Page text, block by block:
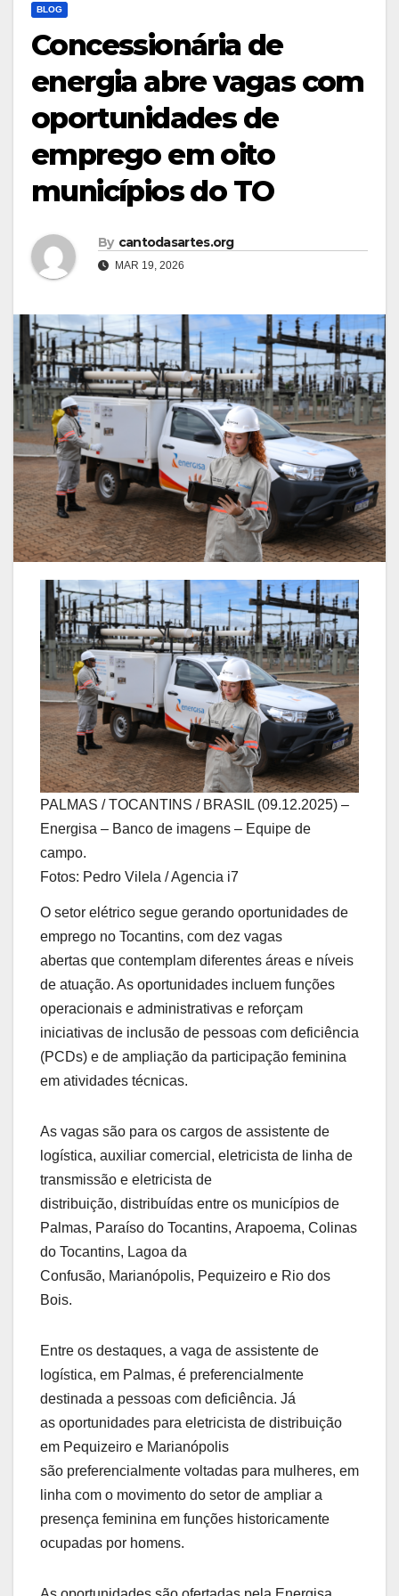
BLOG
Concessionária de
energia abre vagas com
oportunidades de
emprego em oito
municípios do TO
By cantodasartes.org
MAR 19, 2026
PALMAS / TOCANTINS / BRASIL (09.12.2025) –
Energisa – Banco de imagens – Equipe de
campo.
Fotos: Pedro Vilela / Agencia i7
O setor elétrico segue gerando oportunidades de
emprego no Tocantins, com dez vagas
abertas que contemplam diferentes áreas e níveis
de atuação. As oportunidades incluem funções
operacionais e administrativas e reforçam
iniciativas de inclusão de pessoas com deficiência
(PCDs) e de ampliação da participação feminina
em atividades técnicas.
As vagas são para os cargos de assistente de
logística, auxiliar comercial, eletricista de linha de
transmissão e eletricista de
distribuição, distribuídas entre os municípios de
Palmas, Paraíso do Tocantins, Arapoema, Colinas
do Tocantins, Lagoa da
Confusão, Marianópolis, Pequizeiro e Rio dos
Bois.
Entre os destaques, a vaga de assistente de
logística, em Palmas, é preferencialmente
destinada a pessoas com deficiência. Já
as oportunidades para eletricista de distribuição
em Pequizeiro e Marianópolis
são preferencialmente voltadas para mulheres, em
linha com o movimento do setor de ampliar a
presença feminina em funções historicamente
ocupadas por homens.